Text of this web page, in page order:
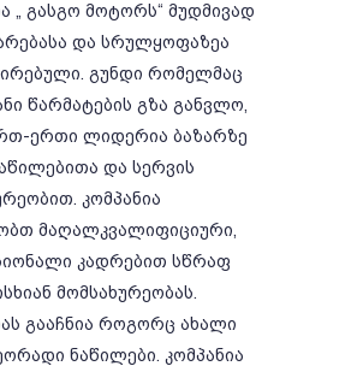
„ გასგო მოტორს“ მუდმივად
და სრულყოფაზეა
გუნდი რომელმაც
წარმატების გზა განვლო,
ერთი ლიდერია ბაზარზე
და სერვის
კომპანია
მაღალკვალიფიციური,
კადრებით სწრაფ
მომსახურეობას.
გააჩნია როგორც ახალი
ნაწილები. კომპანია